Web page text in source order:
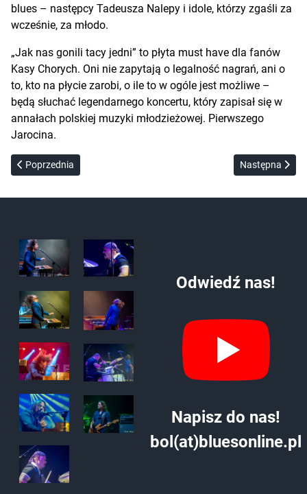
blues – następcy Tadeusza Nalepy i idole, którzy zgaśli za
wcześnie, za młodo.
„Jak nas gonili tacy jedni” to płyta must have dla fanów
Kasy Chorych. Oni nie zapytają o legalność nagrań, ani o
to, kto na płycie zarobi, o ile to w ogóle jest możliwe –
będą słuchać legendarnego koncertu, który zapisał się w
annałach polskiej muzyki młodzieżowej. Pierwszego
Jarocina.
Poprzednia strona: Kielak/Andrzejewski – Historie
Poprzednia Następna
Następna
Odwiedź nas!
Napisz do nas!
bol(at)bluesonline.pl